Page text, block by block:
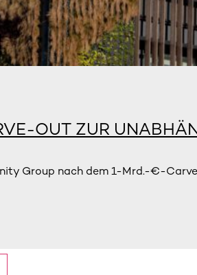
OUT ZUR
Group nach dem 1-Mrd.-€-